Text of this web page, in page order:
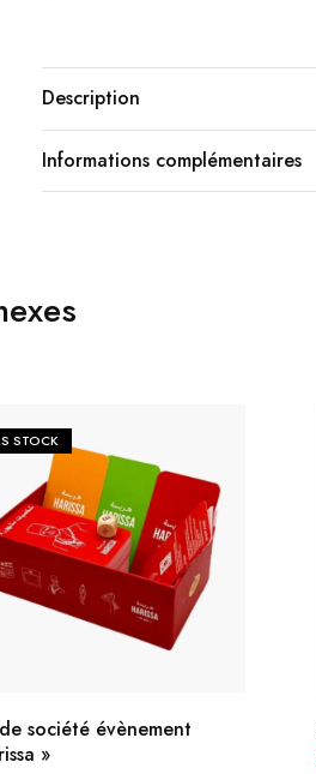
Description
Informations complémentaires
STOCK
société évènement
»